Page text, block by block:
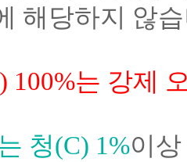
해당하지 않
100%는 강제
청(C) 1%이